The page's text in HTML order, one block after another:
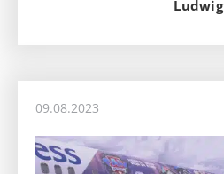
Ludwig
09.08.2023